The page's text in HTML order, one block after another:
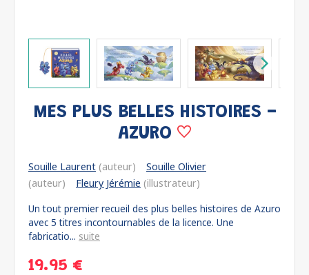
MES PLUS BELLES HISTOIRES -
AZURO
Souille Laurent (auteur)
Souille Olivier
(auteur)
Fleury Jérémie (illustrateur)
Un tout premier recueil des plus belles histoires de Azuro
avec 5 titres incontournables de la licence. Une
fabricatio... suite
19.95 €